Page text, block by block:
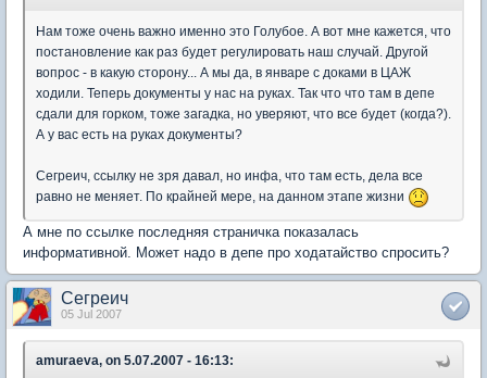
Нам тоже очень важно именно это Голубое. А вот мне кажется, что
постановление как раз будет регулировать наш случай. Другой
вопрос - в какую сторону... А мы да, в январе с доками в ЦАЖ
ходили. Теперь документы у нас на руках. Так что что там в депе
сдали для горком, тоже загадка, но уверяют, что все будет (когда?).
А у вас есть на руках документы?
Сегреич, ссылку не зря давал, но инфа, что там есть, дела все
равно не меняет. По крайней мере, на данном этапе жизни
А мне по ссылке последняя страничка показалась
информативной. Может надо в депе про ходатайство спросить?
Сегреич
05 Jul 2007
amuraeva, on 5.07.2007 - 16:13: